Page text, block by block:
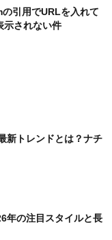
引用でURLを入れて
示されない件
新トレンドとは？ナチ
年の注目スタイルと長